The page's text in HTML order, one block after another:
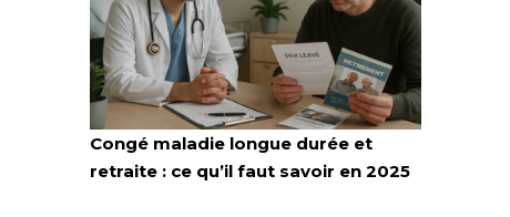
Congé maladie longue durée et
retraite : ce qu’il faut savoir en 2025